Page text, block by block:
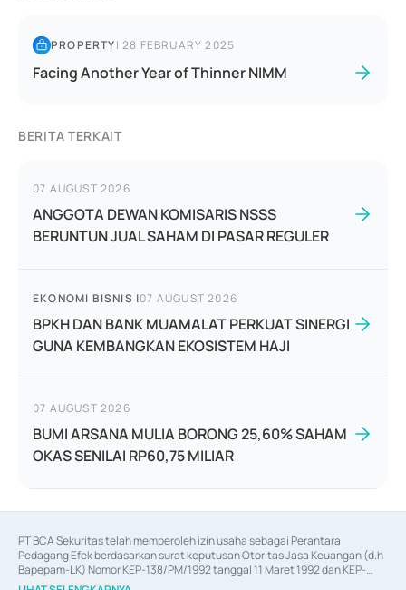
PROPERTY|28 FEBRUARY 2025
Facing Another Year of Thinner NIMM
BERITA TERKAIT
07 AUGUST 2026
ANGGOTA DEWAN KOMISARIS NSSS
BERUNTUN JUAL SAHAM DI PASAR REGULER
EKONOMI BISNIS |07 AUGUST 2026
BPKH DAN BANK MUAMALAT PERKUAT SINERGI
GUNA KEMBANGKAN EKOSISTEM HAJI
07 AUGUST 2026
BUMI ARSANA MULIA BORONG 25,60% SAHAM
OKAS SENILAI RP60,75 MILIAR
PT BCA Sekuritas telah memperoleh izin usaha sebagai Perantara
Pedagang Efek berdasarkan surat keputusan Otoritas Jasa Keuangan (d.h
Bapepam-LK) Nomor KEP-138/PM/1992 tanggal 11 Maret 1992 dan KEP-
06/D.04/2014 tanggal 28 Februari 2014, izin usaha sebagai Penjamin Emisi